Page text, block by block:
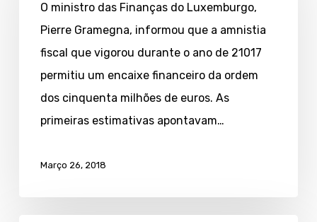
O ministro das Finanças do Luxemburgo,
Pierre Gramegna, informou que a amnistia
fiscal que vigorou durante o ano de 21017
permitiu um encaixe financeiro da ordem
dos cinquenta milhões de euros. As
primeiras estimativas apontavam…
Março 26, 2018